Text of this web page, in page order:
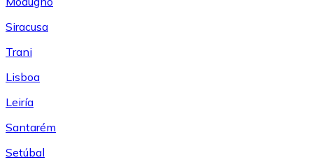
Siracusa
Trani
Lisboa
Leiría
Santarém
Setúbal